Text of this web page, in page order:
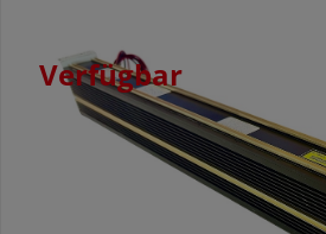
Verfügbar